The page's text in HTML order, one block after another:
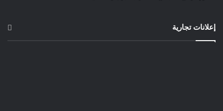
إعلانات تجارية